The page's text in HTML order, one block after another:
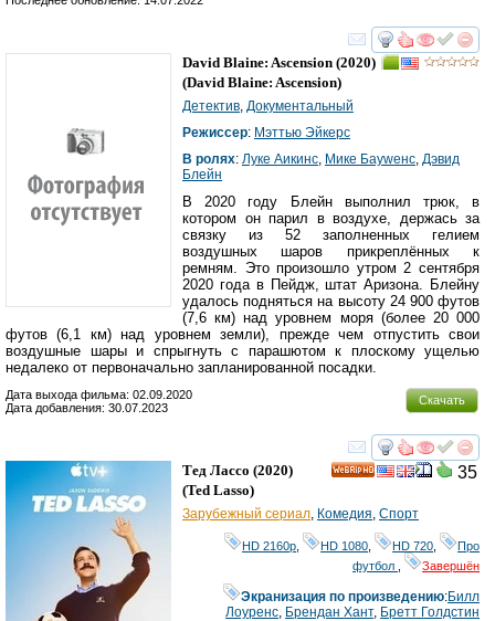
смотреть
David Blaine: Ascension (2020)
(David Blaine: Ascension)
Детектив, Документальный
Режиссер: Мэттью Эйкерс
В ролях: Луке Аикинс, Мике Бауwенс, Дэвид
Блейн
В 2020 году Блейн выполнил трюк, в
котором он парил в воздухе, держась за
связку из 52 заполненных гелием
воздушных шаров прикреплённых к
ремням. Это произошло утром 2 сентября
2020 года в Пейдж, штат Аризона. Блейну
удалось подняться на высоту 24 900 футов
(7,6 км) над уровнем моря (более 20 000
футов (6,1 км) над уровнем земли), прежде чем отпустить свои
воздушные шары и спрыгнуть с парашютом к плоскому ущелью
недалеко от первоначально запланированной посадки.
Скачать
Дата выхода фильма: 02.09.2020
Дата добавления: 30.07.2023
смотреть
35
Тед Лассо (2020)
(Ted Lasso)
Зарубежный сериал, Комедия, Спорт
HD 2160р HD 1080 HD 720
Про
футбол
Завершён
Экранизация по произведению:Билл
Лоуренс, Брендан Хант, Бретт Голдстин